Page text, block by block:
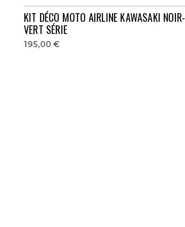
KIT DÉCO MOTO AIRLINE KAWASAKI NOIR-
VERT SÉRIE
195,00 €